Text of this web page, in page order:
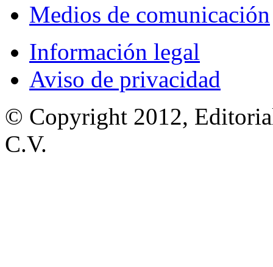
Medios de comunicación
Información legal
Aviso de privacidad
© Copyright 2012,
C.V.